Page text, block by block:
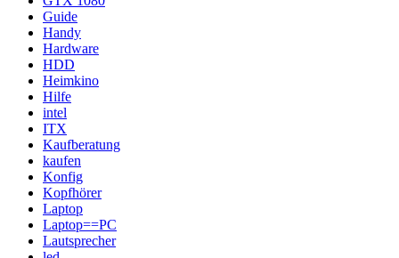
Guide
Handy
Hardware
HDD
Heimkino
Hilfe
intel
ITX
Kaufberatung
kaufen
Konfig
Kopfhörer
Laptop
Laptop==PC
Lautsprecher